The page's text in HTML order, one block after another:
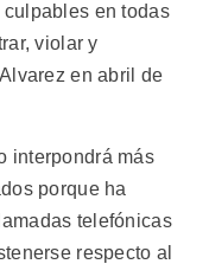
culpables en todas
violar y
en abril de
interpondrá más
porque ha
telefónicas
respecto al